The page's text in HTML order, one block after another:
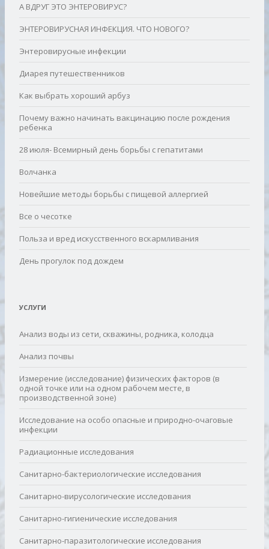
А ВДРУГ ЭТО ЭНТЕРОВИРУС?
ЭНТЕРОВИРУСНАЯ ИНФЕКЦИЯ. ЧТО НОВОГО?
Энтеровирусные инфекции
Диарея путешественников
Как выбрать хороший арбуз
Почему важно начинать вакцинацию после рождения
ребенка
28 июля- Всемирный день борьбы с гепатитами
Волчанка
Новейшие методы борьбы с пищевой аллергией
Все о чесотке
Польза и вред искусственного вскармливания
День прогулок под дождем
УСЛУГИ
Анализ воды из сети, скважины, родника, колодца
Анализ почвы
Измерение (исследование) физических факторов (в
одной точке или на одном рабочем месте, в
производственной зоне)
Исследование на особо опасные и природно-очаговые
инфекции
Радиационные исследования
Санитарно-бактериологические исследования
Санитарно-вирусологические исследования
Санитарно-гигиенические исследования
Санитарно-паразитологические исследования